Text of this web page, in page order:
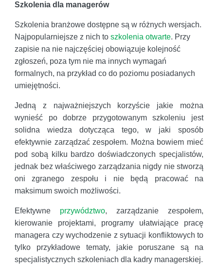
Szkolenia dla managerów
Szkolenia branżowe dostępne są w różnych wersjach.
Najpopularniejsze z nich to szkolenia otwarte. Przy
zapisie na nie najczęściej obowiązuje kolejność
zgłoszeń, poza tym nie ma innych wymagań
formalnych, na przykład co do poziomu posiadanych
umiejętności.
Jedną z najważniejszych korzyście jakie można
wynieść po dobrze przygotowanym szkoleniu jest
solidna wiedza dotycząca tego, w jaki sposób
efektywnie zarządzać zespołem. Można bowiem mieć
pod sobą kilku bardzo doświadczonych specjalistów,
jednak bez właściwego zarządzania nigdy nie stworzą
oni zgranego zespołu i nie będą pracować na
maksimum swoich możliwości.
Efektywne przywództwo, zarządzanie zespołem,
kierowanie projektami, programy ułatwiające pracę
managera czy wychodzenie z sytuacji konfliktowych to
tylko przykładowe tematy, jakie poruszane są na
specjalistycznych szkoleniach dla kadry managerskiej.